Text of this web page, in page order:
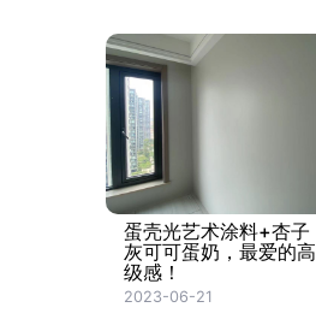
蛋壳光艺术涂料+杏子
灰可可蛋奶，最爱的高
级感！
2023-06-21